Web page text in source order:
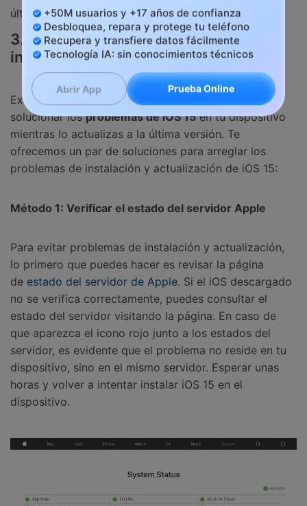
última versión.
3. ¿Cómo solucionar problemas de
instalación/actualización de iOS 15?
Existen varias correcciones que puedes buscar para
solucionar los problemas de iOS 15 en tu dispositivo
mientras lo actualizas a la última versión. Te
ofrecemos un par de soluciones para arreglar los
problemas de instalación y actualización de iOS 15:
Método 1: Verificar el estado del servidor Apple
Para evitar problemas de instalación y actualización,
lo primero que puedes hacer es revisar la página
de estado del servidor de Apple. Si el iOS descargado
no se verifica correctamente, puedes consultar el
estado del servidor visitando la página. En caso de
que aparezca el icono rojo junto a los estados del
servidor, es evidente que el problema no reside en tu
dispositivo, sino en el mismo servidor. Esperar unas
horas y volver a intentar instalar iOS 15 en el
dispositivo.
+50M usuarios y +17 años de confianza
Desbloquea, repara y protege tu teléfono
Recupera y transfiere datos fácilmente